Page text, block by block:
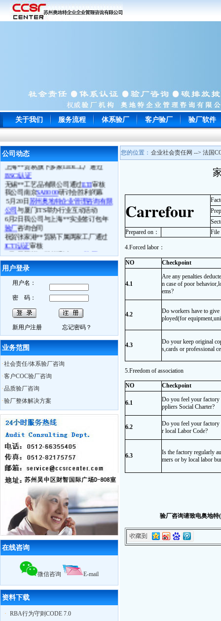
关于我们 服务流程 体系验厂 客户验厂 验厂软件
公司动态
常州**玩具通过ICTI认证
南通**服饰顺利通过WRAP认证
苏州**鞋厂于顺利通过BSCI认证
过EICC认证审核并向我司来电致谢
苏州**工贸顺利通过
上海**贸易旗下多家LIDL工厂通过
BSCI认证
无锡**工艺品有限公司通过
ETI审核
我公司南京SA8000研讨会胜利闭幕
5月20日苏州奥地特企业管理咨询有限
公司 与厦门ITS举办行业互动活动
6月2日我公司与上海**实业签订包年
验厂咨询合同
祝贺张家港**贸易下属两家工厂通过
ICTI认证审核
6月3日苏州**科技通过 BSCI验厂
6月4日常熟**电子通过ICTI验厂
6.月5日张家港**鞋业司通过
6月4日镇江**体育用品厂FSC认证取得
良好成绩
6月10日我公司
BSCI研讨会在苏州召开
知培训
历年来最好成绩
6月13日海门**时装C-TPAT验厂过关
6月13日南通**服饰
6月13日如东**时装ICTI认证中取得A
证
6月14日通州市**袜业取得
证书
热烈祝贺我公司员工Charly月15日获得
ISO外审员资格证书
6月29日我公司CSR研讨会在无锡召开
10月28日苏州XX服饰在我公司辅导下
BSCI认证
，被审核员誉为苏州最
优服装工厂
10月29日苏州奥地特企业管理咨询有
限公司，召开公司大会公布上半年业
绩，累计辅导企业322家，一次性通过
率95%
12月18日，苏州奥地特企业对厦门27
家外贸公司开展BSCI 认知培训公开课
扬州zy玩具ICTI认证取得优异成绩
2010我公司业绩大幅增长,全年累计辅
导工厂达903家！
2011年3月，帮助83家工厂通过验厂
（其中ICTI认证5家）
2011年4月，帮助75家工厂通过
（其中
EICC认证
2011年5月，帮助79家工厂通过
（其中,ICTI认证2家, SA8000认证 2家）
用户登录
用户名：
密 码：
新用户注册 忘记密码？
业务范围
·社会责任/体系验厂咨询
·客户COC验厂咨询
·品质验厂咨询
·验厂整体解决方案
在线咨询
微信咨询 E-mail
资料下载
· RBA行为守则CODE 7.0
您的位置： 企业社会责任网 --> 法国
Carrefour
Prepared on ： File
4.Forced labor：
NO Checkpoint
4.1
Are any penalties
n case of poor
ems?
4.2
Do workers have to give
ployed(for
4.3
Do your keep original
s,cards or professional
5.Freedom of association
NO Checkpoint
6.1
Do you feel your
ppliers Social Charter?
6.2
Do you feel your factory
r local Labor Code?
6.3
Is the factory regularly
mers or by local labor
验厂咨询请致电奥地